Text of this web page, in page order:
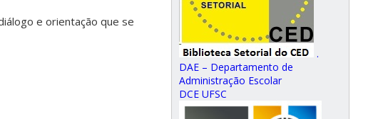
e orientação que se
.
DAE – Departamento de
Administração Escolar
DCE UFSC